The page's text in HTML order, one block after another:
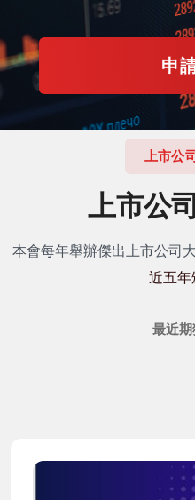
申
上市公
上市公
本會每年舉辦傑出上市公司
近五年
最近